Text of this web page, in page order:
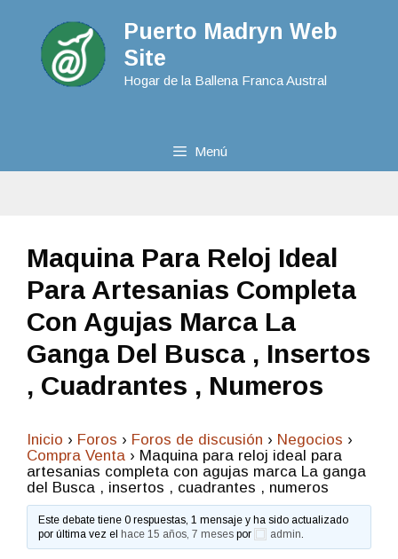
Puerto Madryn Web
Site
Hogar de la Ballena Franca Austral
Menú
Maquina Para Reloj Ideal
Para Artesanias Completa
Con Agujas Marca La
Ganga Del Busca , Insertos
, Cuadrantes , Numeros
Inicio › Foros › Foros de discusión › Negocios ›
Compra Venta › Maquina para reloj ideal para
artesanias completa con agujas marca La ganga
del Busca , insertos , cuadrantes , numeros
Este debate tiene 0 respuestas, 1 mensaje y ha sido actualizado
por última vez elhace 15 años, 7 meses por admin